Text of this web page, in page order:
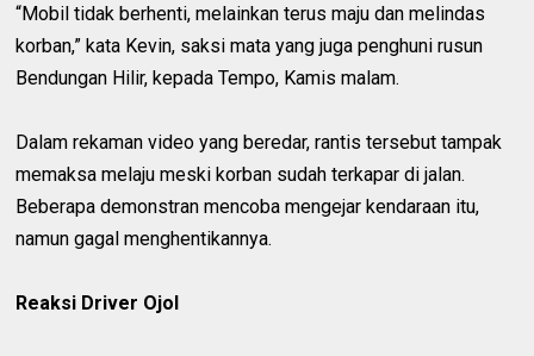
“Mobil tidak berhenti, melainkan terus maju dan melindas
korban,” kata Kevin, saksi mata yang juga penghuni rusun
Bendungan Hilir, kepada Tempo, Kamis malam.
Dalam rekaman video yang beredar, rantis tersebut tampak
memaksa melaju meski korban sudah terkapar di jalan.
Beberapa demonstran mencoba mengejar kendaraan itu,
namun gagal menghentikannya.
Reaksi Driver Ojol